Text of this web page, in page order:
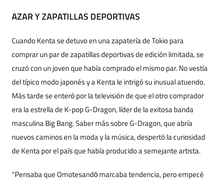
AZAR Y ZAPATILLAS DEPORTIVAS
Cuando Kenta se detuvo en una zapatería de Tokio para
comprar un par de zapatillas deportivas de edición limitada, se
cruzó con un joven que había comprado el mismo par. No vestía
del típico modo japonés y a Kenta le intrigó su inusual atuendo.
Más tarde se enteró por la televisión de que el otro comprador
era la estrella de K-pop G-Dragon, líder de la exitosa banda
masculina Big Bang. Saber más sobre G-Dragon, que abría
nuevos caminos en la moda y la música, despertó la curiosidad
de Kenta por el país que había producido a semejante artista.
“Pensaba que Omotesandō marcaba tendencia, pero empecé